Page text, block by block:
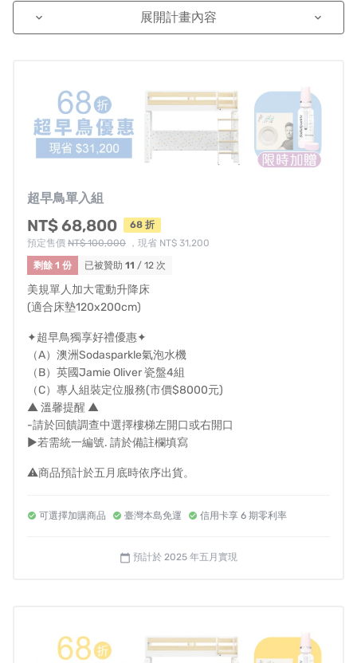
keyboard_arrow_down 展開計畫內容 keyboard_arrow_down
超早鳥單入組
NT$ 68,800
68 折
預定售價 NT$ 100,000 ，現省 NT$ 31,200
剩餘 1 份
已被贊助 11 / 12 次
美規單人加大電動升降床
(適合床墊120x200cm)
✦超早鳥獨享好禮優惠✦
（A）澳洲Sodasparkle氣泡水機
（B）英國Jamie Oliver 瓷盤4組
（C）專人組裝定位服務(市價$8000元)
▲ 溫馨提醒 ▲
-請於回饋調查中選擇樓梯左開口或右開口
►若需統一編號. 請於備註欄填寫
⚠️商品預計於五月底時依序出貨。
可選擇加購商品 臺灣本島免運 信用卡享 6 期零利率
calendar_today 預計於 2025 年五月實現